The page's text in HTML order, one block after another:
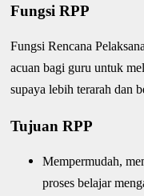
Fungsi RPP
Fungsi Rencana
acuan bagi guru untuk
supaya lebih terarah dan
Tujuan RPP
Mempermudah,
proses belajar